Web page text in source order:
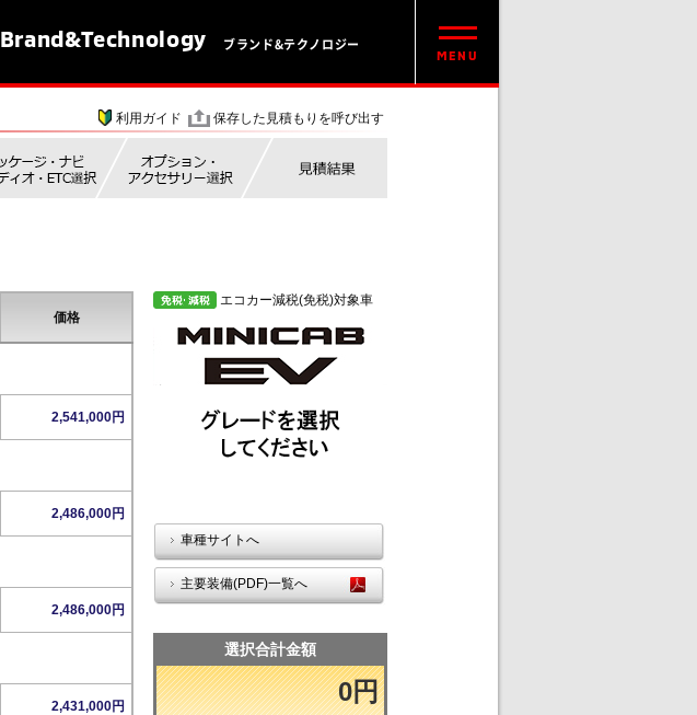
Brand&Technology ブランド&テクノロジー
利用ガイド 保存した見積もりを呼び出す
価格
2,541,000円
2,486,000円
2,486,000円
2,431,000円
エコカー減税(免税)対象車
車種サイトへ
主要装備(PDF)一覧へ
選択合計金額
0円